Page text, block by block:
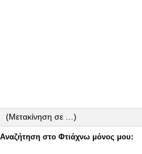
Αναζήτηση στο Φτιάχνω μόνος μου: